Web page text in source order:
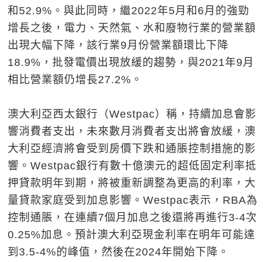
和52.9%。與此同時，繼2022年5月和6月的強勁
增長之後，電力、天然氣、水和廢物行業的營業額
出現大幅下降，該行業9月份營業額環比下降
18.9%，批發電價出現放緩的趨勢，與2021年9月
相比營業額仍增長27.2%。
澳大利亞西太銀行（Westpac）稱，持續加息會影
響消費者支出，未來數月消費者支出將會放緩，澳
大利亞經濟將會受到房價下跌和通脹控制措施的影
響。Westpac銀行有數十億澳元的超低固定利率抵
押貸款明年到期，將被重新調整為更高的利率，大
量貸款家庭受到加息影響。Westpac表示，RBA為
控制通脹，在連續7個月加息之後還將再進行3-4次
0.25%加息。預計澳大利亞現金利率在明年可能達
到3.5-4%的峰值，然後在2024年開始下降。